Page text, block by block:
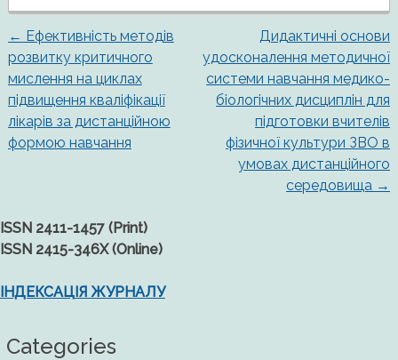
Post
navigation
← Ефективність методів
розвитку критичного
мислення на циклах
підвищення кваліфікації
лікарів за дистанційною
формою навчання
Дидактичні основи
удосконалення методичної
системи навчання медико-
біологічних дисциплін для
підготовки вчителів
фізичної культури ЗВО в
умовах дистанційного
середовища →
ISSN 2411-1457 (Print)
ISSN 2415-346X (Online)
ІНДЕКСАЦІЯ ЖУРНАЛУ
Categories